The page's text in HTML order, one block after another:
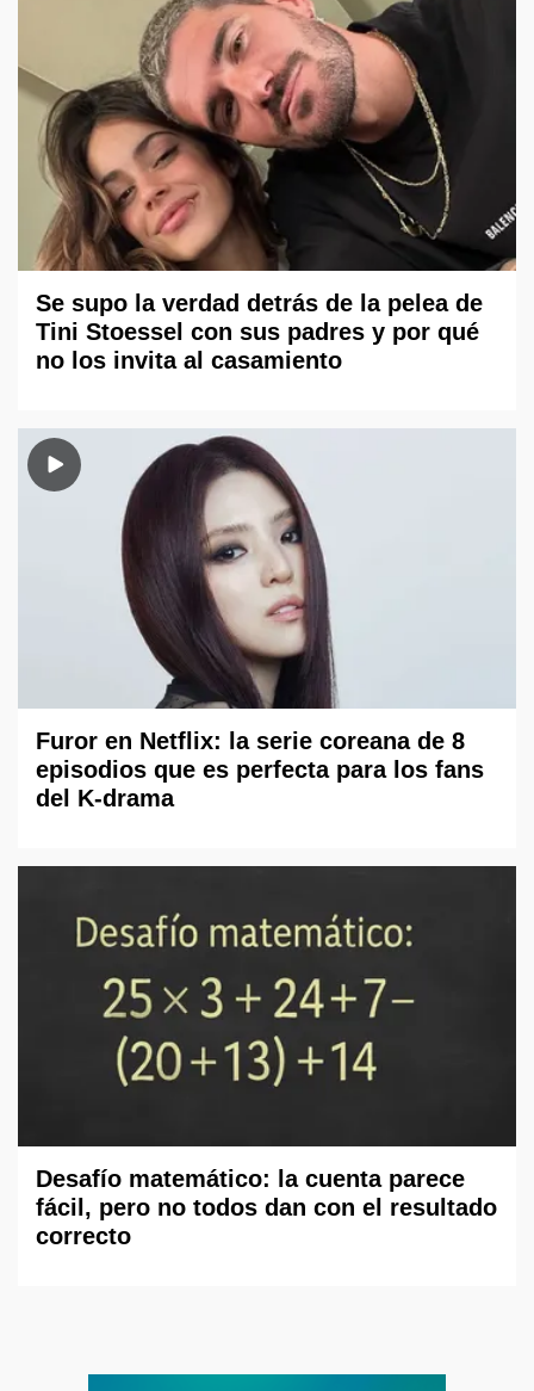
Se supo la verdad detrás de la pelea de
Tini Stoessel con sus padres y por qué
no los invita al casamiento
Furor en Netflix: la serie coreana de 8
episodios que es perfecta para los fans
del K-drama
Desafío matemático: la cuenta parece
fácil, pero no todos dan con el resultado
correcto